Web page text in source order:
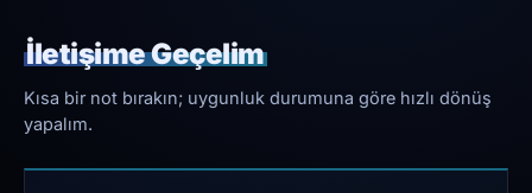
İletişime Geçelim
Kısa bir not bırakın; uygunluk durumuna göre hızlı dönüş
yapalım.